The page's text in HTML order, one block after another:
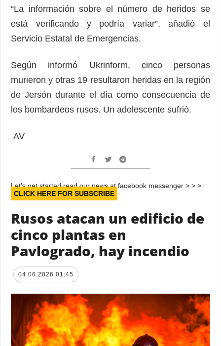
“La información sobre el número de heridos se
está verificando y podría variar”, añadió el
Servicio Estatal de Emergencias.
Según informó Ukrinform, cinco personas
murieron y otras 19 resultaron heridas en la región
de Jersón durante el día como consecuencia de
los bombardeos rusos. Un adolescente sufrió.
AV
Let’s get started read our news at facebook messenger > > >
CLICK HERE FOR SUBSCRIBE
Rusos atacan un edificio de
cinco plantas en
Pavlogrado, hay incendio
04.06.2026 01:45